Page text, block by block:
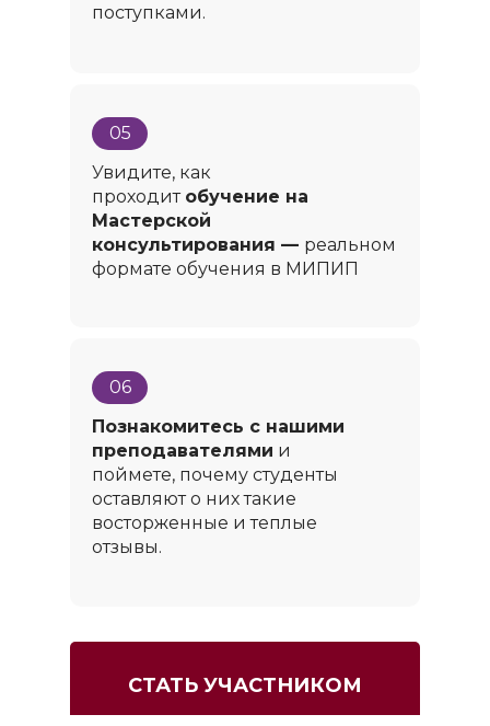
Увидите, как
проходит обучение на
Мастерской
консультирования — реальном
формате обучения в МИПИП
05
Познакомитесь с нашими
преподавателями и
поймете, почему студенты
оставляют о них такие
восторженные и теплые
отзывы.
06
СТАТЬ УЧАСТНИКОМ
поступками.